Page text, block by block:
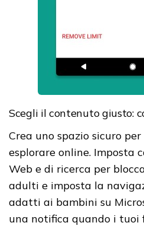
Scegli il contenuto giusto:
Crea uno spazio sicuro
esplorare online. Imposta
Web e di ricerca per
adulti e imposta la
adatti ai bambini su
una notifica quando i tuoi